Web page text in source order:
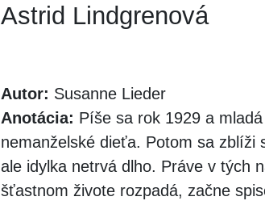
Astrid Lindgrenová
Autor: Susanne Lieder
Anotácia: Píše sa rok 1929 a
nemanželské dieťa. Potom sa zblíži
ale idylka netrvá dlho. Práve v tých
šťastnom živote rozpadá, začne